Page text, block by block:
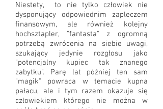
Niestety, to nie tylko człowiek nie
dysponujący odpowiednim zapleczem
finansowym, ale również kolejny
hochsztapler, "fantasta" z ogromną
potrzebą zwrócenia na siebie uwagi,
szukający jedynie rozgłosu jako
"potencjalny kupiec tak znanego
zabytku". Parę lat później ten sam
"magik" powraca w temacie kupna
pałacu, ale i tym razem okazuje się
człowiekiem którego nie można w